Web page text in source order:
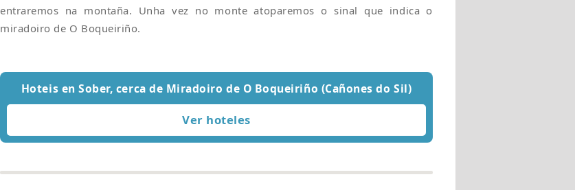
entraremos na montaña. Unha vez no monte atoparemos o sinal que indica o
miradoiro de O Boqueiriño.
Hoteis en Sober, cerca de Miradoiro de O Boqueiriño (Cañones do Sil)